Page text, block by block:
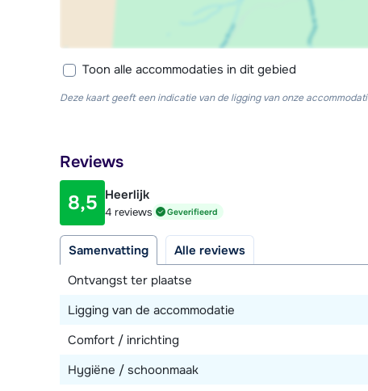
Toon alle accommodaties in dit gebied
Deze kaart geeft een indicatie van de ligging van onze
Reviews
8,5 Heerlijk
4 reviews Geverifieerd
Samenvatting
Alle reviews
Ontvangst ter plaatse
Ligging van de accommodatie
Comfort / inrichting
Hygiëne / schoonmaak